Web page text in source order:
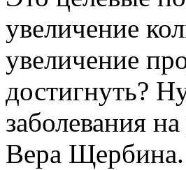
увеличение
увеличение
достигнуть?
заболевания
Вера Щербина.